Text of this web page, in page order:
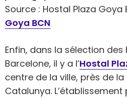
Source : Hostal Plaza Goya
Goya BCN
Enfin, dans la sélection
Barcelone, il y a l’Hostal
centre de la ville, près de
Catalunya.